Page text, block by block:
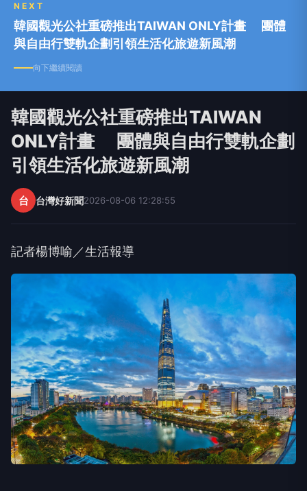
NEXT
韓國觀光公社重磅推出TAIWAN ONLY計畫 團體
與自由行雙軌企劃引領生活化旅遊新風潮
向下繼續閱讀
韓國觀光公社重磅推出TAIWAN
ONLY計畫 團體與自由行雙軌企劃
引領生活化旅遊新風潮
台 台灣好新聞2026-08-06 12:28:55
記者楊博喻／生活報導